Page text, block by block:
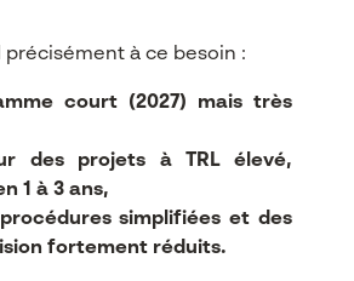
précisément à ce besoin :
court (2027) mais très
des projets à TRL élevé,
1 à 3 ans,
simplifiées et des
fortement réduits.